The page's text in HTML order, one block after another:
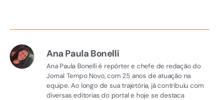
Ana Paula Bonelli
Ana Paula Bonelli é repórter e chefe de redação do
Jornal Tempo Novo, com 25 anos de atuação na
equipe. Ao longo de sua trajetória, já contribuiu com
diversas editorias do portal e hoje se destaca